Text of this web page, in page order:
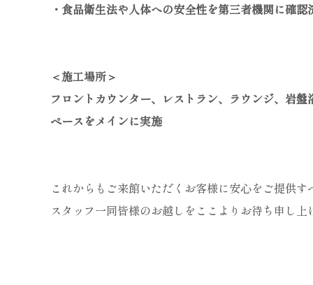
・食品衛生法や人体への安全性を第三者機関に確認
＜施工場所＞
フロントカウンター、レストラン、ラウンジ、岩
ペースをメインに実施
これからもご来館いただくお客様に安心をご提供
スタッフ一同皆様のお越しをここよりお待ち申し上